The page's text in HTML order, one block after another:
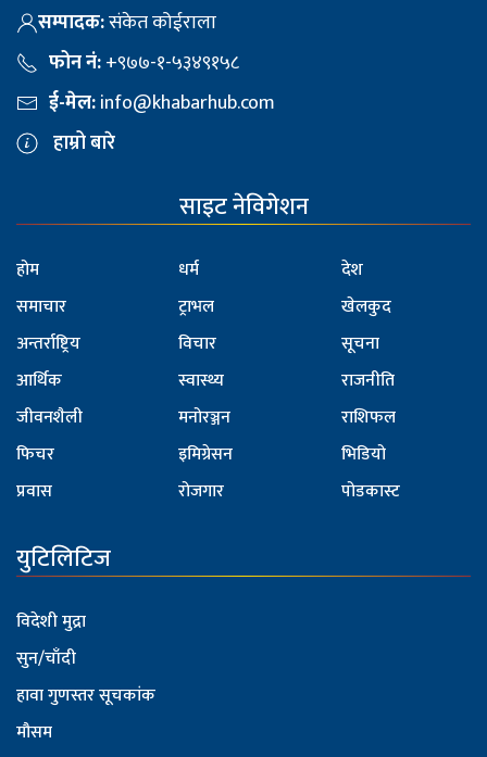
सम्पादक:संकेत कोईराला
फोन नं:+९७७-१-५३४९१५८
ई-मेल:info@khabarhub.com
हाम्रो बारे
साइट नेविगेशन
होम
समाचार
अन्तर्राष्ट्रिय
आर्थिक
जीवनशैली
फिचर
प्रवास
धर्म
ट्राभल
विचार
स्वास्थ्य
मनोरञ्जन
इमिग्रेसन
रोजगार
देश
खेलकुद
सूचना
राजनीति
राशिफल
भिडियो
पोडकास्ट
युटिलिटिज
विदेशी मुद्रा
सुन/चाँदी
हावा गुणस्तर सूचकांक
मौसम